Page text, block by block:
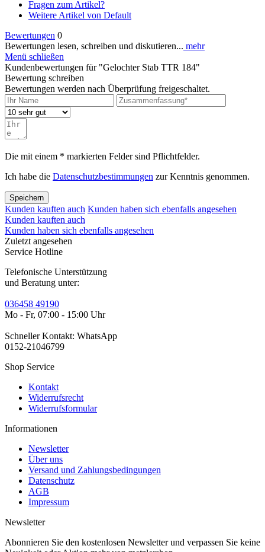
Fragen zum Artikel?
Weitere Artikel von Default
Bewertungen 0
Bewertungen lesen, schreiben und diskutieren... mehr
Menü schließen
Kundenbewertungen für "Gelochter Stab TTR 184"
Bewertung schreiben
Bewertungen werden nach Überprüfung freigeschaltet.
Die mit einem * markierten Felder sind Pflichtfelder.
Ich habe die Datenschutzbestimmungen zur Kenntnis genommen.
Speichern
Kunden kauften auch Kunden haben sich ebenfalls angesehen
Kunden kauften auch
Kunden haben sich ebenfalls angesehen
Zuletzt angesehen
Service Hotline
Telefonische Unterstützung
und Beratung unter:
036458 49190
Mo - Fr, 07:00 - 15:00 Uhr
Schneller Kontakt: WhatsApp
0152-21046799
Shop Service
Kontakt
Widerrufsrecht
Widerrufsformular
Informationen
Newsletter
Über uns
Versand und Zahlungsbedingungen
Datenschutz
AGB
Impressum
Newsletter
Abonnieren Sie den kostenlosen Newsletter und verpassen Sie keine